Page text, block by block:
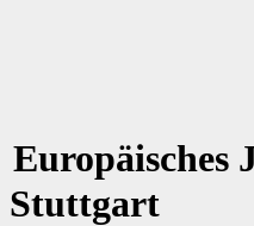
Europäisches
Stuttgart